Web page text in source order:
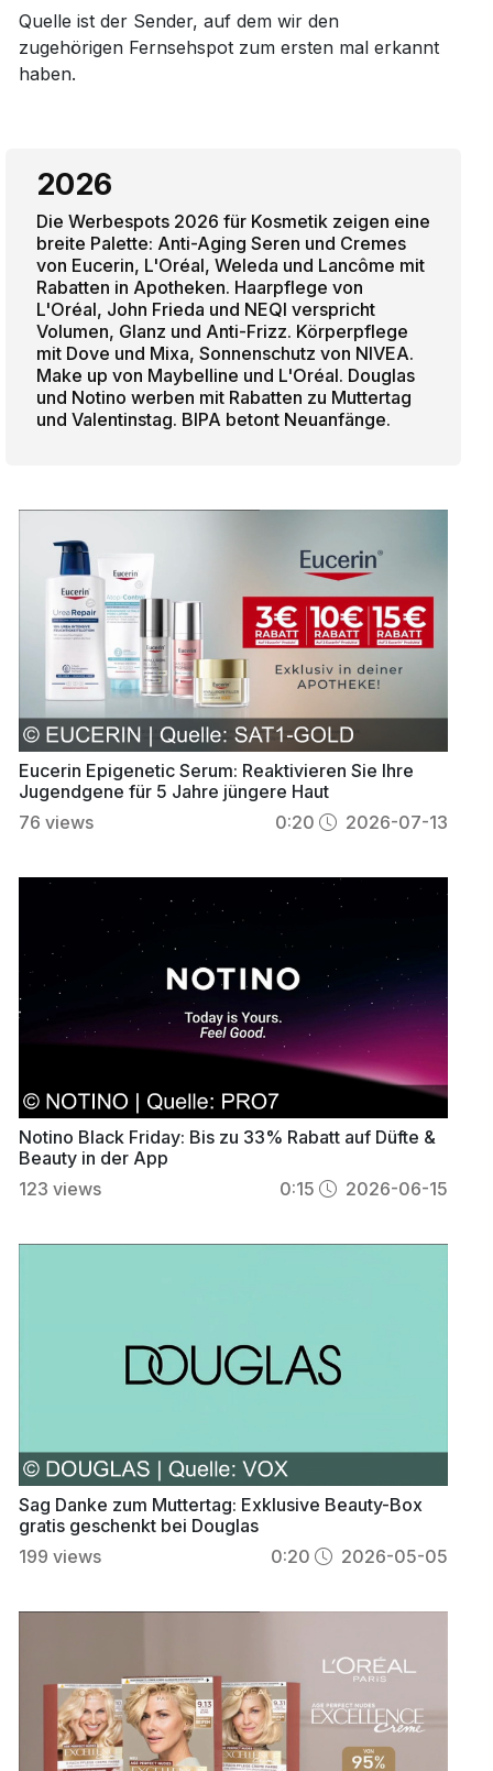
Quelle ist der Sender, auf dem wir den
zugehörigen Fernsehspot zum ersten mal erkannt
haben.
2026
Die Werbespots 2026 für Kosmetik zeigen eine
breite Palette: Anti-Aging Seren und Cremes
von Eucerin, L'Oréal, Weleda und Lancôme mit
Rabatten in Apotheken. Haarpflege von
L'Oréal, John Frieda und NEQI verspricht
Volumen, Glanz und Anti-Frizz. Körperpflege
mit Dove und Mixa, Sonnenschutz von NIVEA.
Make up von Maybelline und L'Oréal. Douglas
und Notino werben mit Rabatten zu Muttertag
und Valentinstag. BIPA betont Neuanfänge.
Eucerin Epigenetic Serum: Reaktivieren Sie Ihre
Jugendgene für 5 Jahre jüngere Haut
76 views 0:20 2026-07-13
Notino Black Friday: Bis zu 33% Rabatt auf Düfte &
Beauty in der App
123 views 0:15 2026-06-15
Sag Danke zum Muttertag: Exklusive Beauty-Box
gratis geschenkt bei Douglas
199 views 0:20 2026-05-05